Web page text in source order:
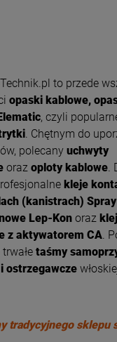
to przede
opaski kablowe,
, czyli
. Chętnym do
polecany uchwyty
oraz oploty kablowe.
kleje
(kanistrach)
Lep-Kon oraz
z aktywatorem CA.
taśmy
ostrzegawcze
tradycyjnego sklepu